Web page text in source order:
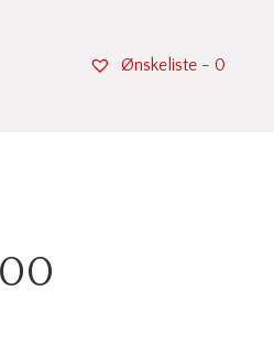
Ønskeliste - 0